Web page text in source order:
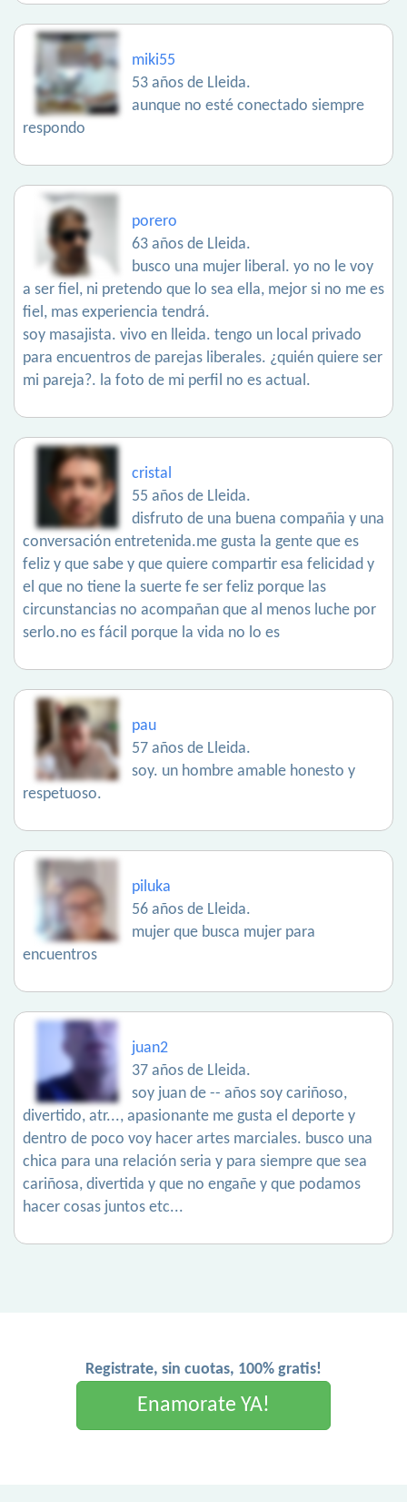
miki55
53 años de Lleida.
aunque no esté conectado siempre
respondo
porero
63 años de Lleida.
busco una mujer liberal. yo no le voy
a ser fiel, ni pretendo que lo sea ella, mejor si no me es
fiel, mas experiencia tendrá.
soy masajista. vivo en lleida. tengo un local privado
para encuentros de parejas liberales. ¿quién quiere ser
mi pareja?. la foto de mi perfil no es actual.
cristal
55 años de Lleida.
disfruto de una buena compañia y una
conversación entretenida.me gusta la gente que es
feliz y que sabe y que quiere compartir esa felicidad y
el que no tiene la suerte fe ser feliz porque las
circunstancias no acompañan que al menos luche por
serlo.no es fácil porque la vida no lo es
pau
57 años de Lleida.
soy. un hombre amable honesto y
respetuoso.
piluka
56 años de Lleida.
mujer que busca mujer para
encuentros
juan2
37 años de Lleida.
soy juan de -- años soy cariñoso,
divertido, atr..., apasionante me gusta el deporte y
dentro de poco voy hacer artes marciales. busco una
chica para una relación seria y para siempre que sea
cariñosa, divertida y que no engañe y que podamos
hacer cosas juntos etc...
Registrate, sin cuotas, 100% gratis!
Enamorate YA!